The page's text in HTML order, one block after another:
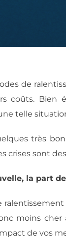
de
coûts. Bien
telle
très
crises sont
la part
moins cher
de vos